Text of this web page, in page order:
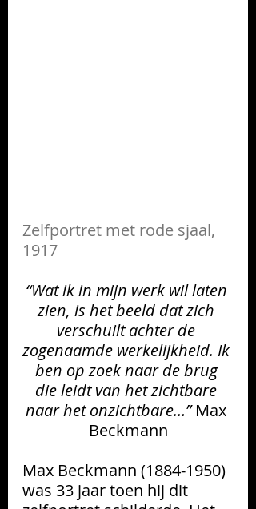
Zelfportret met rode sjaal,
1917
“Wat ik in mijn werk wil laten
zien, is het beeld dat zich
verschuilt achter de
zogenaamde werkelijkheid. Ik
ben op zoek naar de brug
die leidt van het zichtbare
naar het onzichtbare…” Max
Beckmann
Max Beckmann (1884-1950)
was 33 jaar toen hij dit